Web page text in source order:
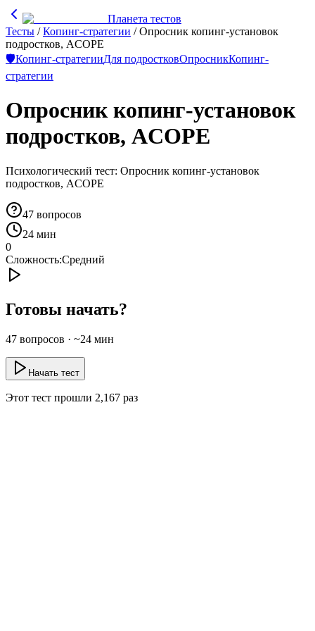
Планета тестов
Тесты /Копинг-стратегии /Опросник копинг-установок
подростков, ACOPE
🛡️Копинг-стратегииДля подростковОпросникКопинг-
стратегии
Опросник копинг-установок
подростков, ACOPE
Психологический тест: Опросник копинг-установок
подростков, ACOPE
47 вопросов
24 мин
0
Сложность:Средний
Готовы начать?
47 вопросов · ~24 мин
Начать тест
Этот тест прошли 2,167 раз